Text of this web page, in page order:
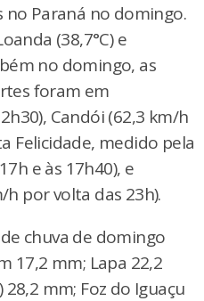
Paraná no domingo.
(38,7°C) e
no domingo, as
foram em
Candói (62,3 km/h
Felicidade, medido pela
e às 17h40), e
por volta das 23h).
chuva de domingo
17,2 mm; Lapa 22,2
mm; Foz do Iguaçu